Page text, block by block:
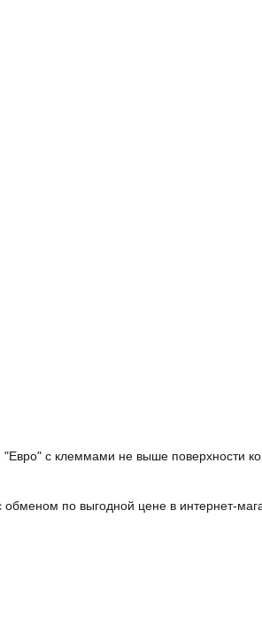
с клеммами не выше поверхности
по выгодной цене в интернет-